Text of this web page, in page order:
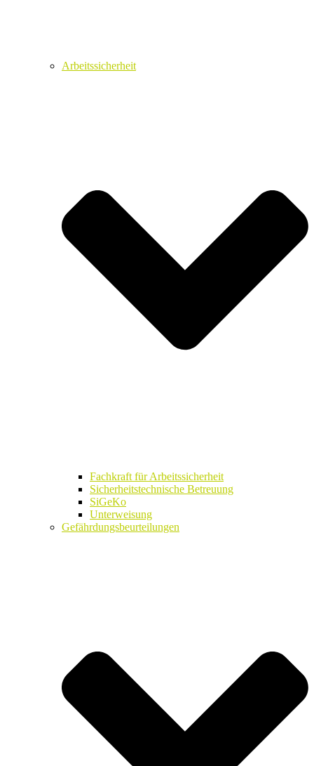
Arbeitssicherheit
Fachkraft für Arbeitssicherheit
Sicherheitstechnische Betreuung
SiGeKo
Unterweisung
Gefährdungsbeurteilungen